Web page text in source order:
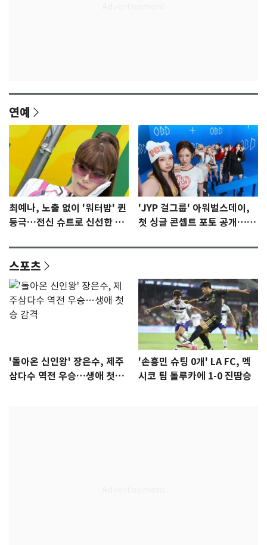
연예
최예나, 노출 없이 '워터밤' 퀸
등극…전신 슈트로 신선한 충
'JYP 걸그룹' 아워벌스데이,
첫 싱글 콘셉트 포토 공개…청
스포츠
'돌아온 신인왕' 장은수, 제주
삼다수 역전 우승…생애 첫승
'손흥민 슈팅 0개' LA FC, 멕
시코 팀 톨루카에 1-0 진땀승